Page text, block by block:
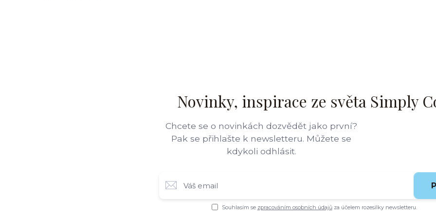
Novinky, inspirace ze světa Simply
Chcete se o novinkách dozvědět jako první?
Pak se přihlašte k newsletteru. Můžete se
kdykoli odhlásit.
Souhlasím se zpracováním osobních údajůza účelem rozesílky newsletteru.